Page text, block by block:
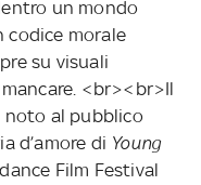
un mondo
codice morale
su visuali
<br><br>Il
noto al pubblico
d’amore di Young
Film Festival